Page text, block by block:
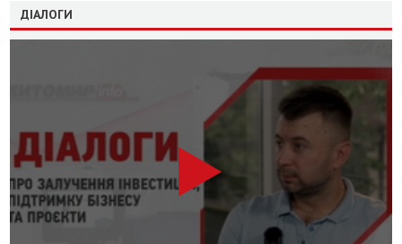
ДІАЛОГИ